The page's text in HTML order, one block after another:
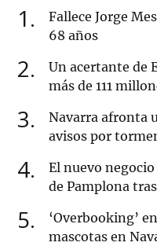
1
Fallece Jorge
68 años
2
Un acertante de
más de 111
3
Navarra afronta
avisos por
4
El nuevo
de Pamplona
5
‘Overbooking’
mascotas en